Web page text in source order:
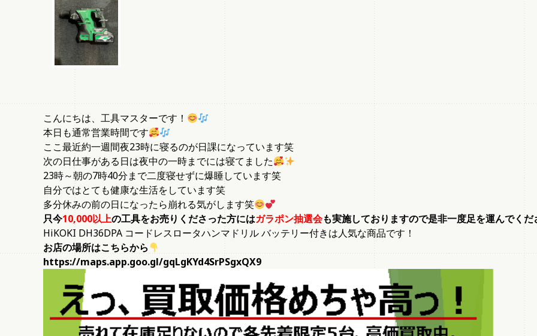
こんにちは、工具マスターです！
本日も通常営業時間です
ここ最近約一週間夜23時に寝るのが日課になっています笑
次の日仕事がある日は夜中の一時までには寝てました
23時～朝の7時40分まで二度寝せずに爆睡しています笑
自分ではとても健康な生活をしています笑
多分休みの前の日になったら崩れる気がします笑
只今10,000以上の工具をお売りくださった方にはガラポン抽選会も実施しておりますので是非一度足を運んでくだ
HiKOKI DH36DPA コードレスロータハンマドリル バッテリー付きは人気な商品です！
お店の場所はこちらから
https://maps.app.goo.gl/gqLgKYd4SrPSgxQX9